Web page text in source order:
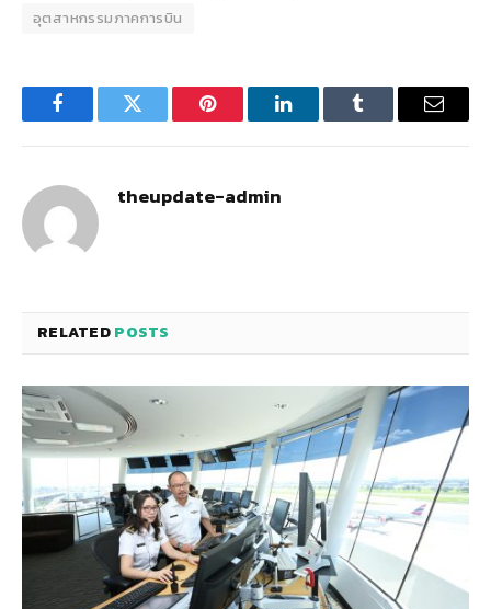
อุตสาหกรรมภาคการบิน
FacebookTwitter Pinterest LinkedInTumblr Email
theupdate-admin
RELATEDPOSTS